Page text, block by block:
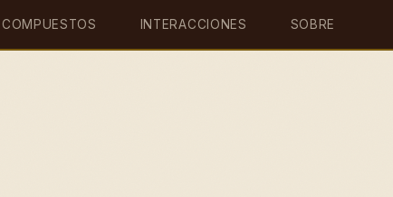
COMPUESTOS INTERACCIONES SOBRE